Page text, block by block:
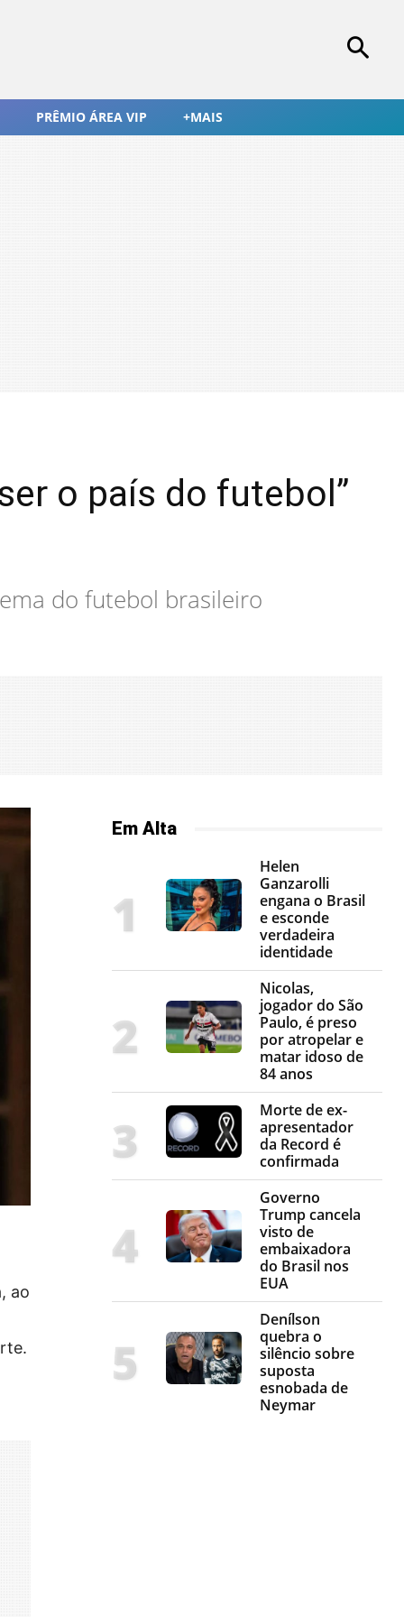
PRÊMIO ÁREA VIP +MAIS
o país do futebol”
do futebol brasileiro
ao
Em Alta
Helen
Ganzarolli
engana o Brasil
e esconde
verdadeira
identidade
Nicolas,
jogador do São
Paulo, é preso
por atropelar e
matar idoso de
84 anos
Morte de ex-
apresentador
da Record é
confirmada
Governo
Trump cancela
visto de
embaixadora
do Brasil nos
EUA
Denílson
quebra o
silêncio sobre
suposta
esnobada de
Neymar